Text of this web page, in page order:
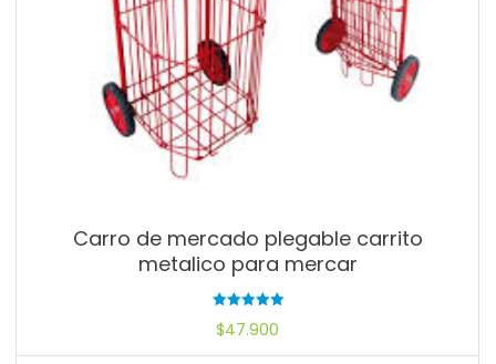
Carro de mercado plegable carrito
metalico para mercar
con
de 5
$47.900